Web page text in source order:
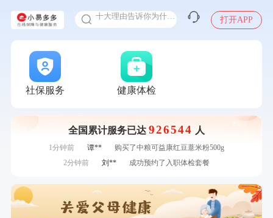
感染人偏肺病毒就会得肺炎吗
入职体检在线预约
甲状腺癌怎么筛查
打开APP
社保服务 健康体检
全国累计服务已达 926544 人
7分钟前 谭**
购买了中粮可益康红豆薏米粉500g
7分钟前
购买了美的1.5L电热水壶HJ1522
成功预约了尊享版孕前套餐（女）
刚刚
成功预约了尊享版孕前套餐（女）
1分钟前
袁**
购买了美的体重秤 MO-CW5 白色
1分钟前
谭**
购买了中粮可益康红豆薏米粉500g
2分钟前
刘**
成功预约了入职体检套餐
王*
购买了公牛环球旅行转换器—L07
4分钟前
何**
购买了姚朵朵-1000g粗粮生活礼盒